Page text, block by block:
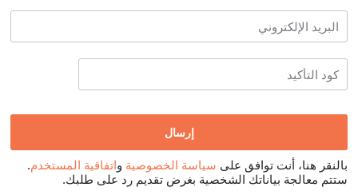
بالنقر هنا، أنت توافق على سياسة الخصوصية واتفاقية المستخدم.
ستتم معالجة بياناتك الشخصية بغرض تقديم رد على طلبك.